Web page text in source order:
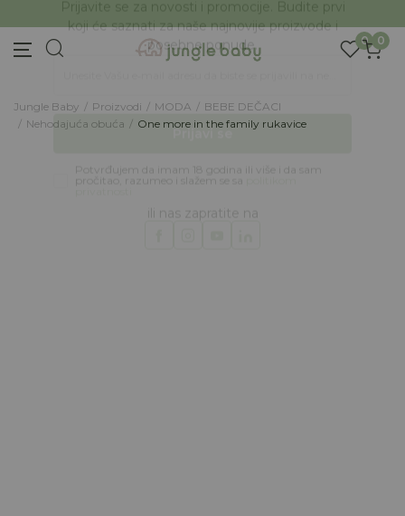
BESPLATNA ISPORUKA Paketa preko 4.000 RSD
0 0
Jungle Baby Proizvodi MODA
BEBE DEČACI
Nehodajuća obuća
One more in the family rukavice
Prijava na newsletter
Prijavite se za novosti i promocije. Budite prvi
koji će saznati za naše najnovije proizvode i
Prijavi se
Potvrđujem da imam 18 godina ili više i da sam
pročitao, razumeo i slažem se sa politikom